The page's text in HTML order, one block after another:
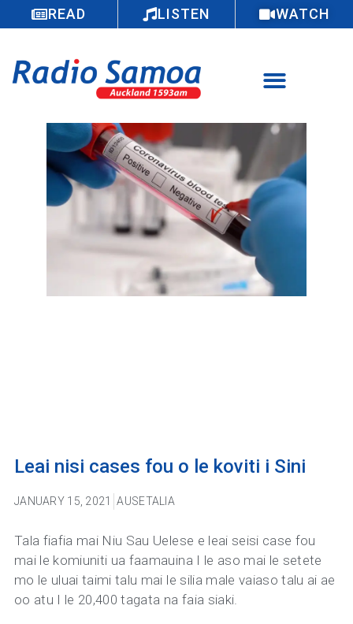
READ LISTEN WATCH
Leai nisi cases fou o le koviti i Sini
JANUARY 15, 2021 AUSETALIA
Tala fiafia mai Niu Sau Uelese e leai seisi case fou
mai le komiuniti ua faamauina I le aso mai le setete
mo le uluai taimi talu mai le silia male vaiaso talu ai ae
oo atu I le 20,400 tagata na faia siaki.